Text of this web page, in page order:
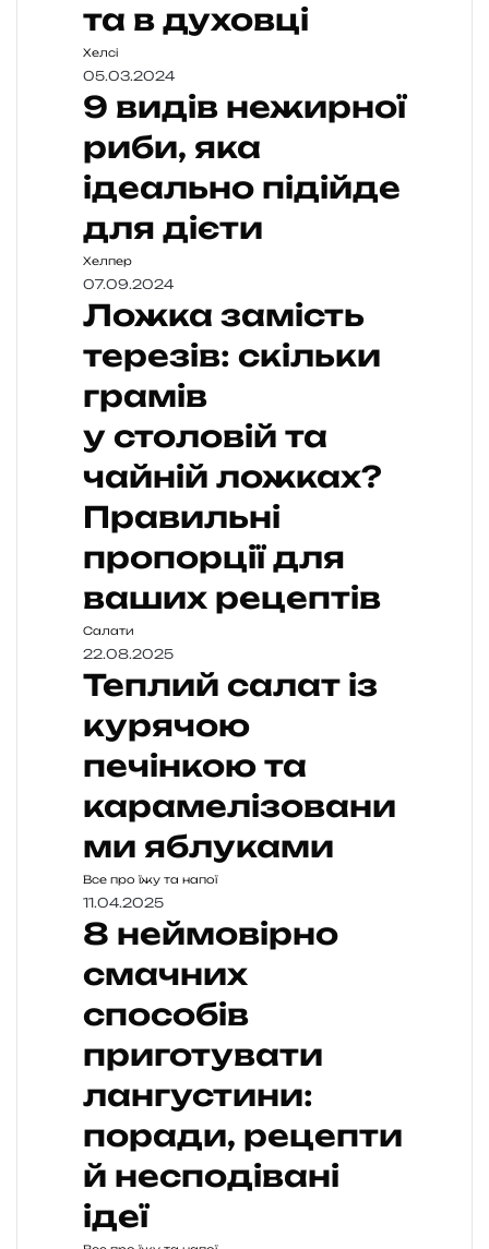
та в духовці
Хелсі
05.03.2024
9 видів нежирної
риби, яка
ідеально підійде
для дієти
Хелпер
07.09.2024
Ложка замість
терезів: скільки
грамів
у столовій та
чайній ложках?
Правильні
пропорції для
ваших рецептів
Салати
22.08.2025
Теплий салат із
курячою
печінкою та
карамелізовани
ми яблуками
Все про їжу та напої
11.04.2025
8 неймовірно
смачних
способів
приготувати
лангустини:
поради, рецепти
й несподівані
ідеї